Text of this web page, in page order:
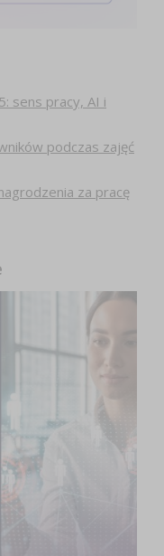
sens pracy, AI i
podczas zajęć
za pracę